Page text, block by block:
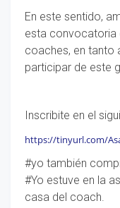
En este sentido,
esta convocatoria
coaches, en tanto
participar de este
Inscribite en el
https://tinyurl.com/
#yo también
#Yo estuve en la
casa del coach.